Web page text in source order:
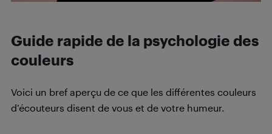
Guide rapide de la psychologie des
couleurs
Voici un bref aperçu de ce que les différentes couleurs
d’écouteurs disent de vous et de votre humeur.